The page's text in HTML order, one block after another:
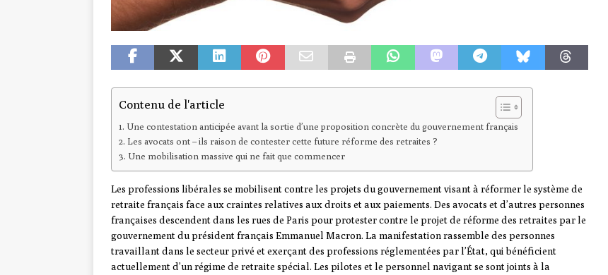
Contenu de l'article
Une contestation anticipée avant la sortie d’une proposition concrète du gouvernement français
Les avocats ont – ils raison de contester cette future réforme des retraites ?
Une mobilisation massive qui ne fait que commencer
Les professions libérales se mobilisent contre les projets du gouvernement visant à réformer le système de
retraite français face aux craintes relatives aux droits et aux paiements. Des avocats et d’autres personnes
françaises descendent dans les rues de Paris pour protester contre le projet de réforme des retraites par le
gouvernement du président français Emmanuel Macron. La manifestation rassemble des personnes
travaillant dans le secteur privé et exerçant des professions réglementées par l’État, qui bénéficient
actuellement d’un régime de retraite spécial. Les pilotes et le personnel navigant se sont joints à la